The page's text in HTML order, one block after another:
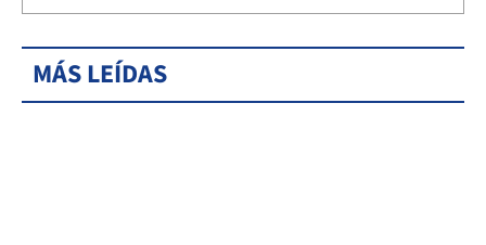
MÁS LEÍDAS